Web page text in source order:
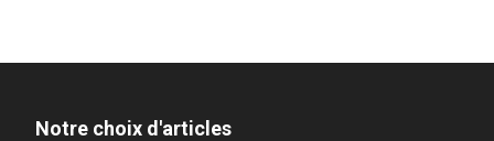
Notre choix d'articles